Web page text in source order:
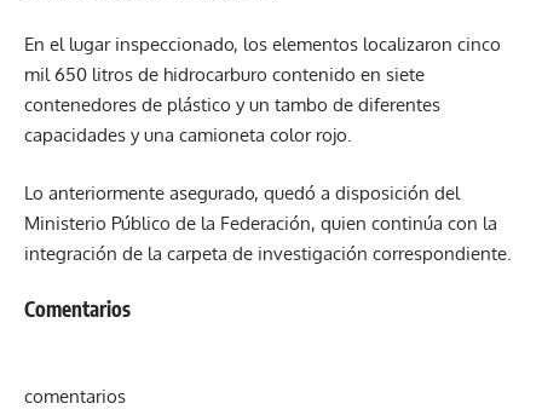
En el lugar inspeccionado, los elementos localizaron cinco
mil 650 litros de hidrocarburo contenido en siete
contenedores de plástico y un tambo de diferentes
capacidades y una camioneta color rojo.
Lo anteriormente asegurado, quedó a disposición del
Ministerio Público de la Federación, quien continúa con la
integración de la carpeta de investigación correspondiente.
Comentarios
comentarios